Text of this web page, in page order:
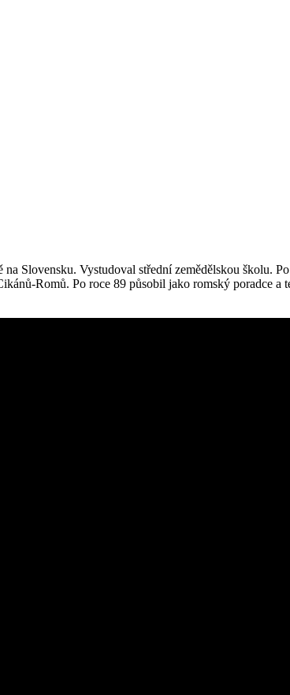
na Slovensku. Vystudoval střední zemědělskou školu.
Romů. Po roce 89 působil jako romský poradce